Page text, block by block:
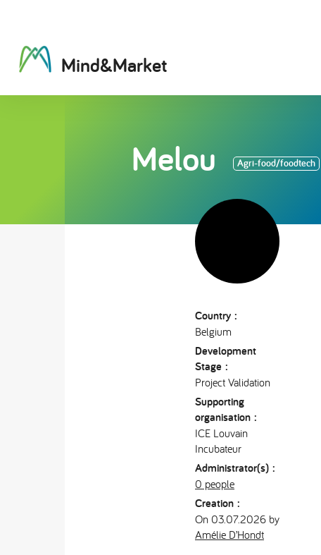
Mind&Market
Melou Agri-food/foodtech
Country :
Belgium
Development
Stage :
Project Validation
Supporting
organisation :
ICE Louvain
Incubateur
Administrator(s) :
0 people
Creation :
On 03.07.2026 by
Amélie D’Hondt